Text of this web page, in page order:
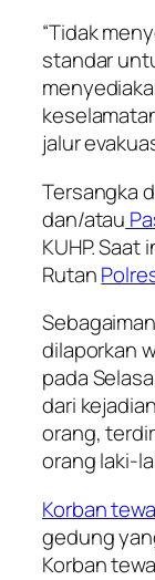
“Tidak
standar
jalur
Tersangka
dan/atau
KUHP.
Rutan
dilaporkan
pada
dari
orang,
orang laki-
Korban
gedung
Korban